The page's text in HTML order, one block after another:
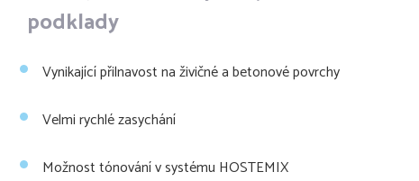
podklady
Vynikající přilnavost na živičné a betonové povrchy
Velmi rychlé zasychání
Možnost tónování v systému HOSTEMIX